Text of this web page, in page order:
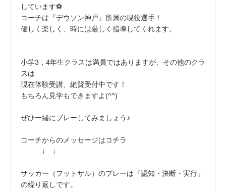
しています⚽
コーチは『デウソン神戸』所属の現役選手！
優しく楽しく、時には厳しく指導してくれます。
小学3，4年生クラスは満員ではありますが、その他のクラ
スは
現在体験受講、絶賛受付中です！
もちろん見学もできますよ(^^)
ぜひ一緒にプレーしてみましょう♪
コーチからのメッセージはコチラ
↓ ↓
サッカー（フットサル）のプレーは『認知・決断・実行』
の繰り返しです。